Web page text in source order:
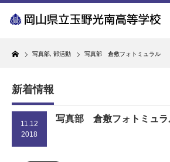
Home
写真部 部活動 写真部 倉敷フォトミュラル
新着情報
11.12
2018
写真部 倉敷フォトミュラ